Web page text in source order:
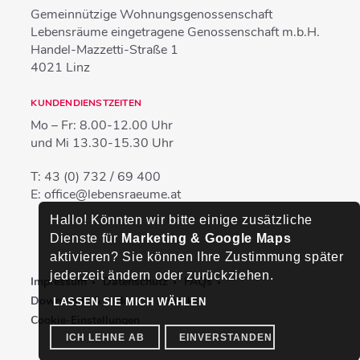
Gemeinnützige Wohnungsgenossenschaft
Lebensräume eingetragene Genossenschaft m.b.H.
Handel-Mazzetti-Straße 1
4021 Linz
KUNDENDIENSTZEITEN
Mo – Fr: 8.00-12.00 Uhr
und Mi 13.30-15.30 Uhr
T:43 (0) 732 / 69 400
E:office@lebensraeume.at
Impressum Datenschutz
FAQs
Downloads & Videos
Kontakt
Cookie-Einstellungen
Hallo! Könnten wir bitte einige zusätzliche
Dienste für Marketing & Google Maps
aktivieren? Sie können Ihre Zustimmung später
jederzeit ändern oder zurückziehen.
LASSEN SIE MICH WÄHLEN
ICH LEHNE AB EINVERSTANDEN